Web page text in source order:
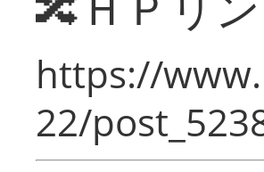
https://
22/